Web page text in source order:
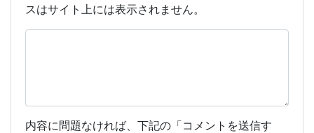
スはサイト上には表示されません。
内容に問題なければ、下記の「コメントを送信す